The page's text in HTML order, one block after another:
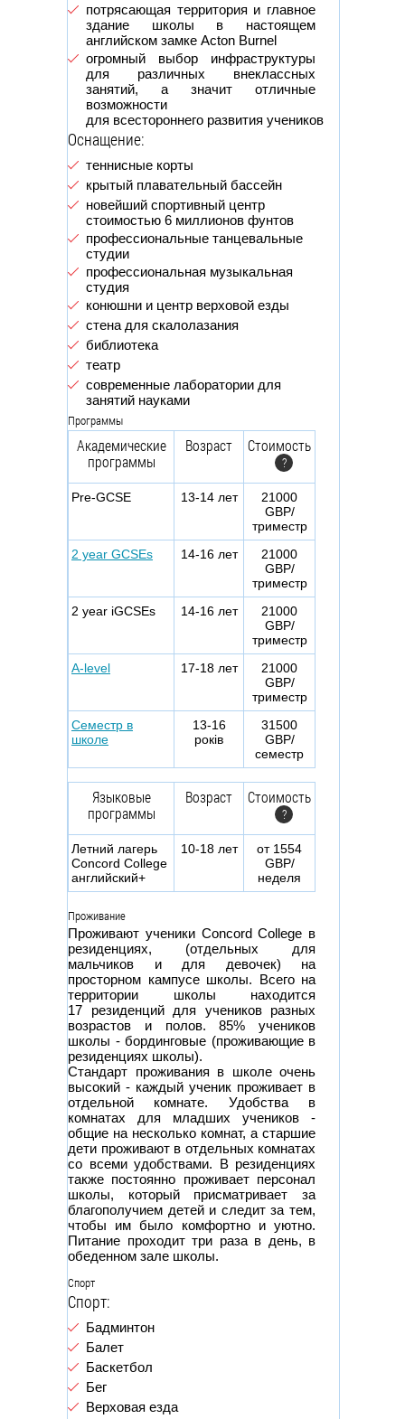
потрясающая территория и главное
здание школы в настоящем
английском замке Acton Burnel
огромный выбор инфраструктуры
для различных внеклассных
занятий, а значит отличные
возможности
для всестороннего развития учеников
Оснащение:
теннисные корты
крытый плавательный бассейн
новейший спортивный центр
стоимостью 6 миллионов фунтов
профессиональные танцевальные
студии
профессиональная музыкальная
студия
конюшни и центр верховой езды
стена для скалолазания
библиотека
театр
современные лаборатории для
занятий науками
Программы
Академические
программы
Возраст Стоимость
?
Pre-GCSE 13-14 лет
21000
GBP/
триместр
2 year GCSEs
14-16 лет
21000
GBP/
триместр
2 year iGCSEs
14-16 лет
21000
GBP/
триместр
A-level
17-18 лет
21000
GBP/
триместр
Семестр в
школе
13-16
років
31500
GBP/
семестр
Языковые
программы
Возраст Стоимость
?
Летний лагерь
Concord College
английский+
10-18 лет
от 1554
GBP/
неделя
Проживание
Проживают ученики Concord College в
резиденциях, (отдельных для
мальчиков и для девочек) на
просторном кампусе школы. Всего на
территории школы находится
17 резиденций для учеников разных
возрастов и полов. 85% учеников
школы - бординговые (проживающие в
резиденциях школы).
Стандарт проживания в школе очень
высокий - каждый ученик проживает в
отдельной комнате. Удобства в
комнатах для младших учеников -
общие на несколько комнат, а старшие
дети проживают в отдельных комнатах
со всеми удобствами. В резиденциях
также постоянно проживает персонал
школы, который присматривает за
благополучием детей и следит за тем,
чтобы им было комфортно и уютно.
Питание проходит три раза в день, в
обеденном зале школы.
Спорт
Спорт:
Бадминтон
Балет
Баскетбол
Бег
Верховая езда